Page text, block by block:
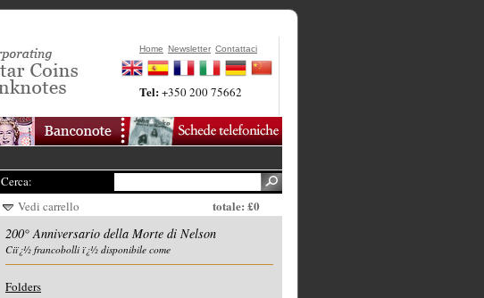
Home Newsletter Contattaci
Tel:+350 200 75662
Cerca:
Vedi carrello
totale: £0
200° Anniversario della Morte di Nelson
Ciï¿½ francobolli ï¿½ disponibile come
Folders